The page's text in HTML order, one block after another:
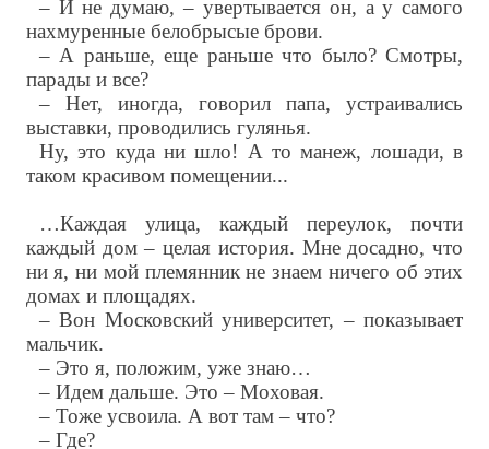
– И не думаю, – увертывается он, а у самого
нахмуренные белобрысые брови.
– А раньше, еще раньше что было? Смотры,
парады и все?
– Нет, иногда, говорил папа, устраивались
выставки, проводились гулянья.
Ну, это куда ни шло! А то манеж, лошади, в
таком красивом помещении...
…Каждая улица, каждый переулок, почти
каждый дом – целая история. Мне досадно, что
ни я, ни мой племянник не знаем ничего об этих
домах и площадях.
– Вон Московский университет, – показывает
мальчик.
– Это я, положим, уже знаю…
– Идем дальше. Это – Моховая.
– Тоже усвоила. А вот там – что?
– Где?